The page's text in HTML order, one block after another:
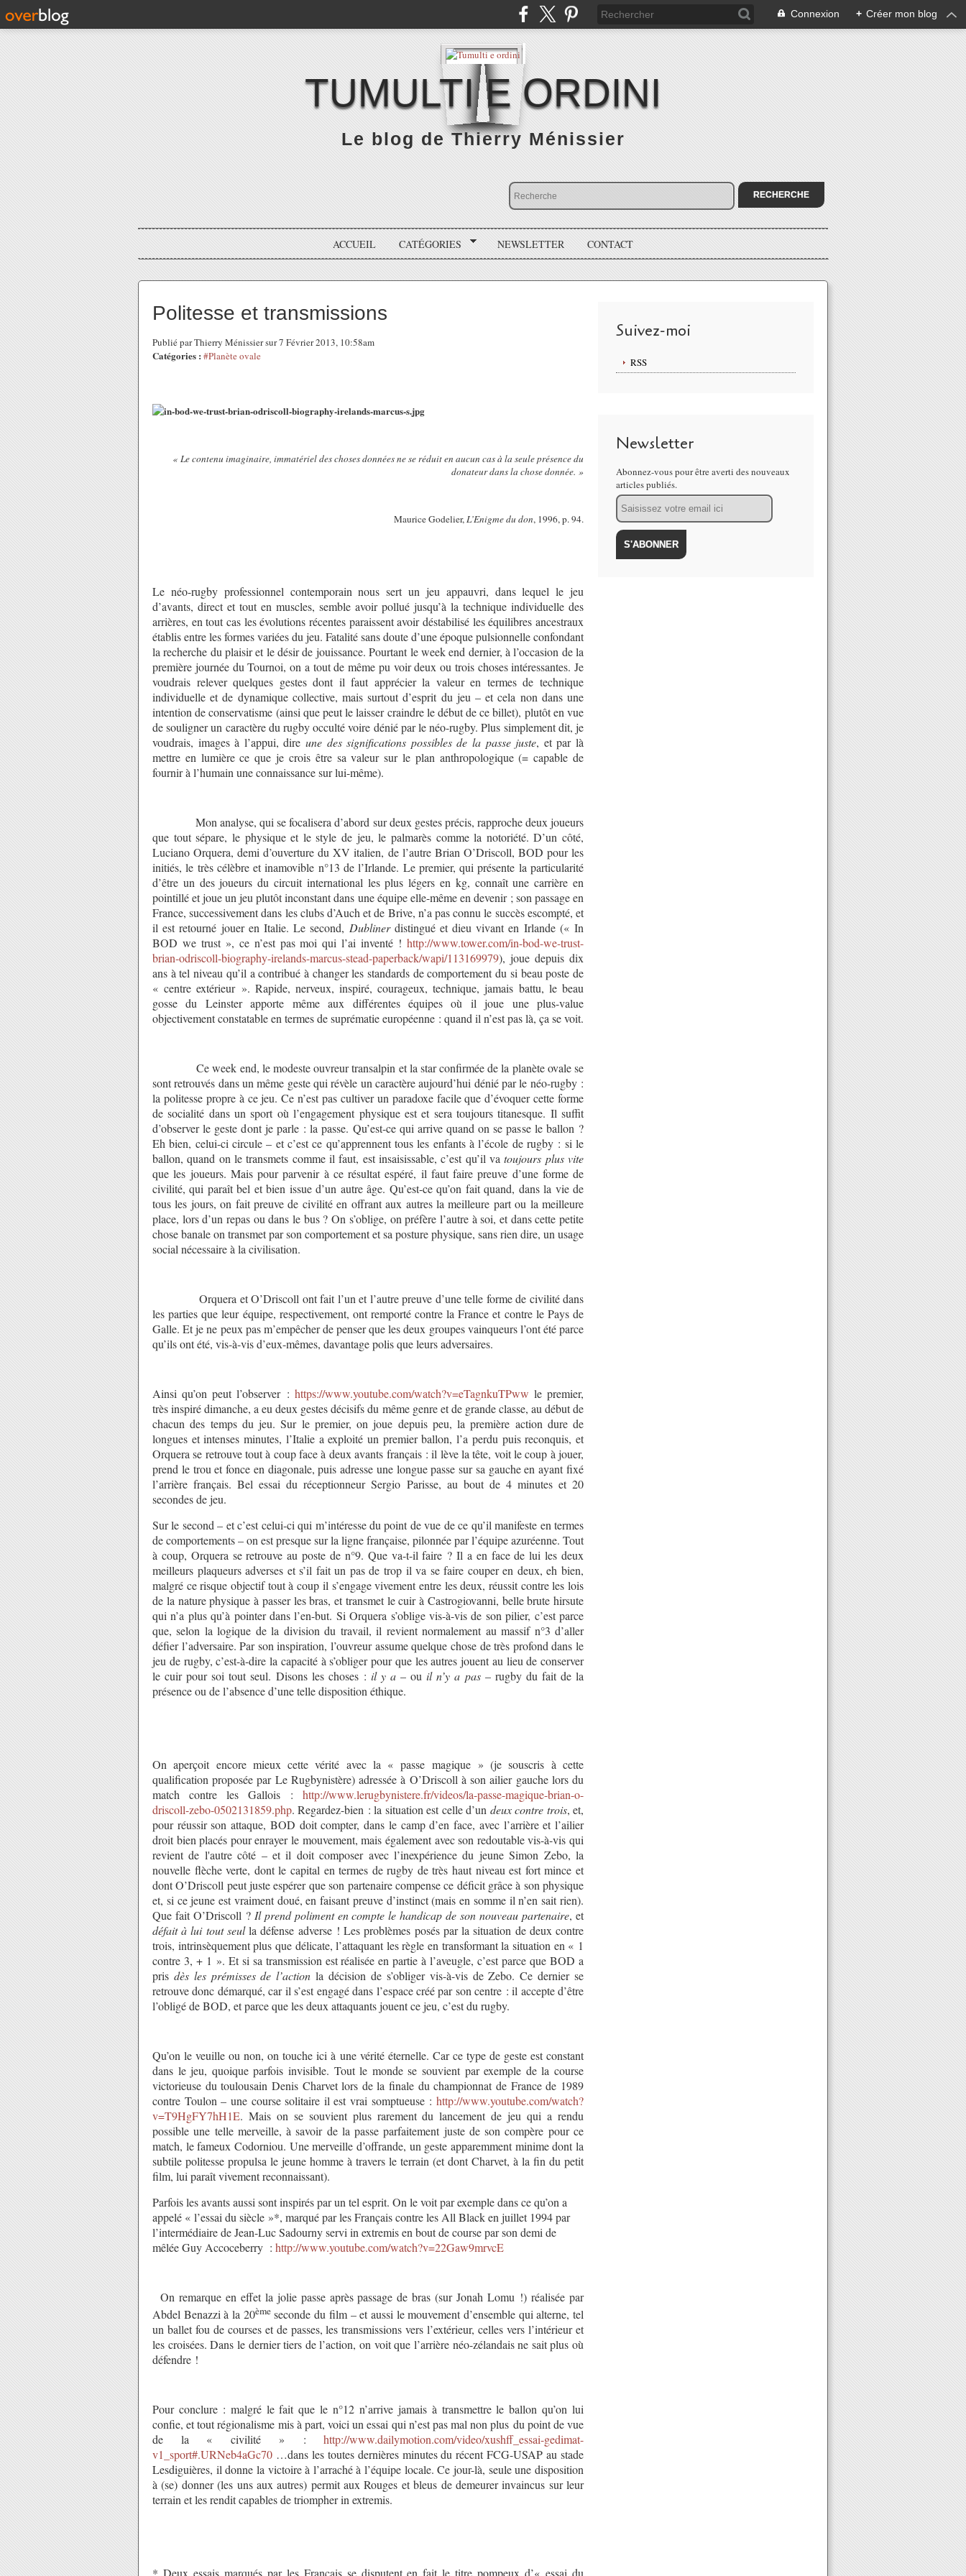
Connexion + Créer mon blog
TUMULTI E ORDINI
Le blog de Thierry Ménissier
ACCUEIL CATÉGORIES NEWSLETTER CONTACT
Politesse et transmissions
Publié par Thierry Ménissier sur 7 Février 2013, 10:58am
Catégories : #Planète ovale
« Le contenu imaginaire, immatériel des choses données ne se réduit en aucun cas à la seule présence du
donateur dans la chose donnée. »
Maurice Godelier,L’Enigme du don, 1996, p. 94.
Le néo-rugby professionnel contemporain nous sert un jeu appauvri, dans lequel le jeu
d’avants, direct et tout en muscles, semble avoir pollué jusqu’à la technique individuelle des
arrières, en tout cas les évolutions récentes paraissent avoir déstabilisé les équilibres ancestraux
établis entre les formes variées du jeu. Fatalité sans doute d’une époque pulsionnelle confondant
la recherche du plaisir et le désir de jouissance. Pourtant le week end dernier, à l’occasion de la
première journée du Tournoi, on a tout de même pu voir deux ou trois choses intéressantes. Je
voudrais relever quelques gestes dont il faut apprécier la valeur en termes de technique
individuelle et de dynamique collective, mais surtout d’esprit du jeu – et cela non dans une
intention de conservatisme (ainsi que peut le laisser craindre le début de ce billet), plutôt en vue
de souligner un caractère du rugby occulté voire dénié par le néo-rugby. Plus simplement dit, je
voudrais, images à l’appui, dire une des significations possibles de la passe juste, et par là
mettre en lumière ce que je crois être sa valeur sur le plan anthropologique (= capable de
fournir à l’humain une connaissance sur lui-même).
Mon analyse, qui se focalisera d’abord sur deux gestes précis, rapproche deux joueurs
que tout sépare, le physique et le style de jeu, le palmarès comme la notoriété. D’un côté,
Luciano Orquera, demi d’ouverture du XV italien, de l’autre Brian O’Driscoll, BOD pour les
initiés, le très célèbre et inamovible n°13 de l’Irlande. Le premier, qui présente la particularité
d’être un des joueurs du circuit international les plus légers en kg, connaît une carrière en
pointillé et joue un jeu plutôt inconstant dans une équipe elle-même en devenir ; son passage en
France, successivement dans les clubs d’Auch et de Brive, n’a pas connu le succès escompté, et
il est retourné jouer en Italie. Le second, Dublinerdistingué et dieu vivant en Irlande (« In
BOD we trust », ce n’est pas moi qui l’ai inventé ! http://www.tower.com/in-bod-we-trust-
brian-odriscoll-biography-irelands-marcus-stead-paperback/wapi/113169979), joue depuis dix
ans à tel niveau qu’il a contribué à changer les standards de comportement du si beau poste de
« centre extérieur ». Rapide, nerveux, inspiré, courageux, technique, jamais battu, le beau
gosse du Leinster apporte même aux différentes équipes où il joue une plus-value
objectivement constatable en termes de suprématie européenne : quand il n’est pas là, ça se voit.
Ce week end, le modeste ouvreur transalpin et la star confirmée de la planète ovale se
sont retrouvés dans un même geste qui révèle un caractère aujourd’hui dénié par le néo-rugby :
la politesse propre à ce jeu. Ce n’est pas cultiver un paradoxe facile que d’évoquer cette forme
de socialité dans un sport où l’engagement physique est et sera toujours titanesque. Il suffit
d’observer le geste dont je parle : la passe. Qu’est-ce qui arrive quand on se passe le ballon ?
Eh bien, celui-ci circule – et c’est ce qu’apprennent tous les enfants à l’école de rugby : si le
ballon, quand on le transmets comme il faut, est insaisissable, c’est qu’il vatoujours plus vite
que les joueurs. Mais pour parvenir à ce résultat espéré, il faut faire preuve d’une forme de
civilité, qui paraît bel et bien issue d’un autre âge. Qu’est-ce qu’on fait quand, dans la vie de
tous les jours, on fait preuve de civilité en offrant aux autres la meilleure part ou la meilleure
place, lors d’un repas ou dans le bus ? On s’oblige, on préfère l’autre à soi, et dans cette petite
chose banale on transmet par son comportement et sa posture physique, sans rien dire, un usage
social nécessaire à la civilisation.
Orquera et O’Driscoll ont fait l’un et l’autre preuve d’une telle forme de civilité dans
les parties que leur équipe, respectivement, ont remporté contre la France et contre le Pays de
Galle. Et je ne peux pas m’empêcher de penser que les deux groupes vainqueurs l’ont été parce
qu’ils ont été, vis-à-vis d’eux-mêmes, davantage polis que leurs adversaires.
Ainsi qu’on peut l’observer : https://www.youtube.com/watch?v=eTagnkuTPww le premier,
très inspiré dimanche, a eu deux gestes décisifs du même genre et de grande classe, au début de
chacun des temps du jeu. Sur le premier, on joue depuis peu, la première action dure de
longues et intenses minutes, l’Italie a exploité un premier ballon, l’a perdu puis reconquis, et
Orquera se retrouve tout à coup face à deux avants français : il lève la tête, voit le coup à jouer,
prend le trou et fonce en diagonale, puis adresse une longue passe sur sa gauche en ayant fixé
l’arrière français. Bel essai du réceptionneur Sergio Parisse, au bout de 4 minutes et 20
secondes de jeu.
Sur le second – et c’est celui-ci qui m’intéresse du point de vue de ce qu’il manifeste en termes
de comportements – on est presque sur la ligne française, pilonnée par l’équipe azuréenne. Tout
à coup, Orquera se retrouve au poste de n°9. Que va-t-il faire ? Il a en face de lui les deux
meilleurs plaqueurs adverses et s’il fait un pas de trop il va se faire couper en deux, eh bien,
malgré ce risque objectif tout à coup il s’engage vivement entre les deux, réussit contre les lois
de la nature physique à passer les bras, et transmet le cuir à Castrogiovanni, belle brute hirsute
qui n’a plus qu’à pointer dans l’en-but. Si Orquera s’oblige vis-à-vis de son pilier, c’est parce
que, selon la logique de la division du travail, il revient normalement au massif n°3 d’aller
défier l’adversaire. Par son inspiration, l’ouvreur assume quelque chose de très profond dans le
jeu de rugby, c’est-à-dire la capacité à s’obliger pour que les autres jouent au lieu de conserver
le cuir pour soi tout seul. Disons les choses : il y a – ouil n’y a pas– rugby du fait de la
présence ou de l’absence d’une telle disposition éthique.
On aperçoit encore mieux cette vérité avec la « passe magique » (je souscris à cette
qualification proposée par Le Rugbynistère) adressée à O’Driscoll à son ailier gauche lors du
match contre les Gallois : http://www.lerugbynistere.fr/videos/la-passe-magique-brian-o-
driscoll-zebo-0502131859.php. Regardez-bien : la situation est celle d’un deux contre trois, et,
pour réussir son attaque, BOD doit compter, dans le camp d’en face, avec l’arrière et l’ailier
droit bien placés pour enrayer le mouvement, mais également avec son redoutable vis-à-vis qui
revient de l'autre côté – et il doit composer avec l’inexpérience du jeune Simon Zebo, la
nouvelle flèche verte, dont le capital en termes de rugby de très haut niveau est fort mince et
dont O’Driscoll peut juste espérer que son partenaire compense ce déficit grâce à son physique
et, si ce jeune est vraiment doué, en faisant preuve d’instinct (mais en somme il n’en sait rien).
Que fait O’Driscoll ? Il prend poliment en compte le handicap de son nouveau partenaire, et
défait à lui tout seulla défense adverse ! Les problèmes posés par la situation de deux contre
trois, intrinsèquement plus que délicate, l’attaquant les règle en transformant la situation en « 1
contre 3, + 1 ». Et si sa transmission est réalisée en partie à l’aveugle, c’est parce que BOD a
pris dès les prémisses de l’action la décision de s’obliger vis-à-vis de Zebo. Ce dernier se
retrouve donc démarqué, car il s’est engagé dans l’espace créé par son centre : il accepte d’être
l’obligé de BOD, et parce que les deux attaquants jouent ce jeu, c’est du rugby.
Qu’on le veuille ou non, on touche ici à une vérité éternelle. Car ce type de geste est constant
dans le jeu, quoique parfois invisible. Tout le monde se souvient par exemple de la course
victorieuse du toulousain Denis Charvet lors de la finale du championnat de France de 1989
contre Toulon – une course solitaire il est vrai somptueuse : http://www.youtube.com/watch?
v=T9HgFY7hH1E. Mais on se souvient plus rarement du lancement de jeu qui a rendu
possible une telle merveille, à savoir de la passe parfaitement juste de son compère pour ce
match, le fameux Codorniou. Une merveille d’offrande, un geste apparemment minime dont la
subtile politesse propulsa le jeune homme à travers le terrain (et dont Charvet, à la fin du petit
film, lui paraît vivement reconnaissant).
Parfois les avants aussi sont inspirés par un tel esprit. On le voit par exemple dans ce qu’on a
appelé « l’essai du siècle »*, marqué par les Français contre les All Black en juillet 1994 par
l’intermédiaire de Jean-Luc Sadourny servi in extremis en bout de course par son demi de
mêlée Guy Accoceberry : http://www.youtube.com/watch?v=22Gaw9mrvcE
On remarque en effet la jolie passe après passage de bras (sur Jonah Lomu !) réalisée par
Abdel Benazzi à la 20èmeseconde du film – et aussi le mouvement d’ensemble qui alterne, tel
un ballet fou de courses et de passes, les transmissions vers l’extérieur, celles vers l’intérieur et
les croisées. Dans le dernier tiers de l’action, on voit que l’arrière néo-zélandais ne sait plus où
défendre !
Pour conclure : malgré le fait que le n°12 n’arrive jamais à transmettre le ballon qu’on lui
confie, et tout régionalisme mis à part, voici un essai qui n’est pas mal non plus du point de vue
de la « civilité » : http://www.dailymotion.com/video/xushff_essai-gedimat-
v1_sport#.URNeb4aGc70 …dans les toutes dernières minutes du récent FCG-USAP au stade
Lesdiguières, il donne la victoire à l’arraché à l’équipe locale. Ce jour-là, seule une disposition
à (se) donner (les uns aux autres) permit aux Rouges et bleus de demeurer invaincus sur leur
terrain et les rendit capables de triompher in extremis.
Suivez-moi
RSS
Newsletter
Abonnez-vous pour être averti des nouveaux
articles publiés.
Email